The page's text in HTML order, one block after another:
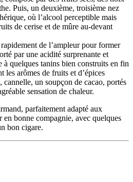
Puis, un deuxième, troisième nez
où l’alcool perceptible mais
de cerise et de mûre au-devant
de l’ampleur pour former
par une acidité surprenante et
à quelques tanins bien construits en fin
les arômes de fruits et d’épices
cannelle, un soupçon de cacao, portés
sensation de chaleur.
parfaitement adapté aux
en bonne compagnie, avec quelques
bon cigare.